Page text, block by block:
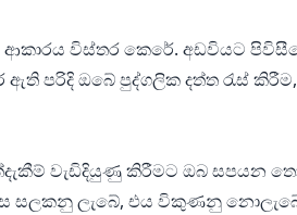
විස්තර කෙරේ. අඩවියට
පරිදි ඔබේ පුද්ගලික දත්ත රැස්
වැඩිදියුණු කිරීමට ඔබ සපයන
සලකනු ලැබේ, එය විකුණනු